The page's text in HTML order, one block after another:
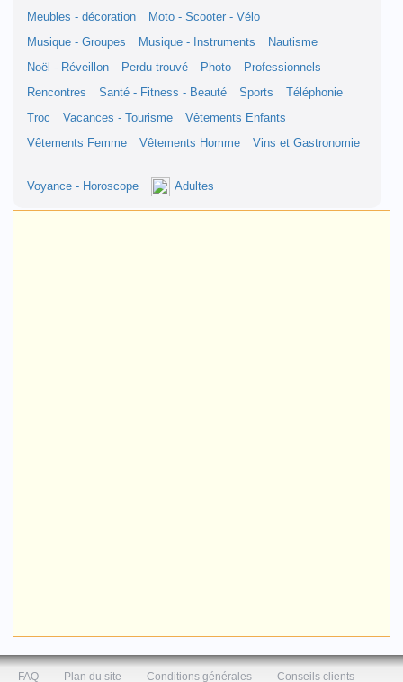
Meubles - décoration
Moto - Scooter - Vélo
Musique - Groupes
Musique - Instruments
Nautisme
Noël - Réveillon
Perdu-trouvé Photo
Professionnels
Rencontres
Santé - Fitness - Beauté Sports
Téléphonie
Troc
Vacances - Tourisme
Vêtements Enfants
Vêtements Femme
Vêtements Homme Vins et Gastronomie
Voyance - Horoscope Adultes
FAQ Plan du site Conditions générales Conseils clients